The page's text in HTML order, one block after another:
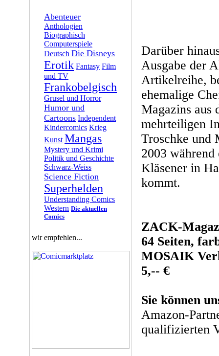
Abenteuer
Anthologien
Biographisch
Computerspiele
Deutsch Die Disneys
Erotik Fantasy Film
und TV
Frankobelgisch
Grusel und Horror
Humor und
Cartoons Independent
Kindercomics Krieg
Kunst Mangas
Mystery und Krimi
Politik und Geschichte
Schwarz-Weiss
Science Fiction
Superhelden
Understanding Comics
Western Die aktuellen
Comics
wir empfehlen...
Darüber
Ausgabe der
Artikelreihe,
ehemalige
Magazins aus
mehrteiligen
Troschke und
2003 während
Kläsener in
kommt.
ZACK-
64 Seiten,
MOSAIK
5,-- €
Sie können
Amazon-
qualifizierten